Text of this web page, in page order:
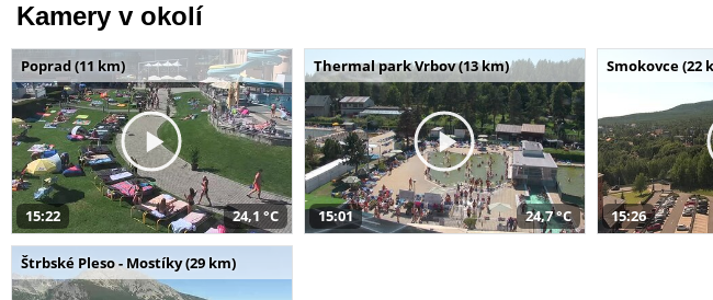
Kamery v okolí
Poprad (11 km)
15:22 24,1 °C
Thermal park Vrbov (13 km)
15:01 24,7 °C
Smokovce (22
15:26
Štrbské Pleso - Mostíky (29 km)